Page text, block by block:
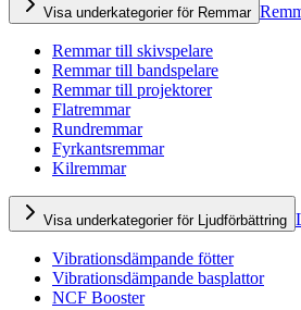
Visa underkategorier för Remmar
Remmar till skivspelare
Remmar till bandspelare
Remmar till projektorer
Flatremmar
Rundremmar
Fyrkantsremmar
Kilremmar
Visa underkategorier för Ljudförbättring
Vibrationsdämpande fötter
Vibrationsdämpande basplattor
NCF Booster